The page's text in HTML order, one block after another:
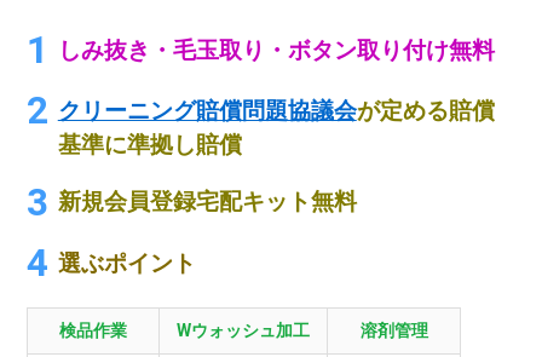
しみ抜き・毛玉取り・ボタン取り付け無料
クリーニング賠償問題協議会が定める賠償
基準に準拠し賠償
新規会員登録宅配キット無料
選ぶポイント
検品作業 Wウォッシュ加工 溶剤管理